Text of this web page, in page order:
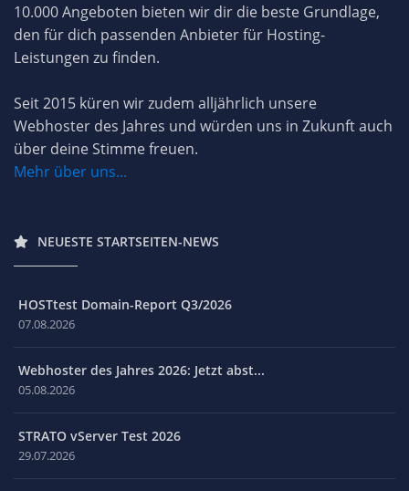
10.000 Angeboten bieten wir dir die beste Grundlage,
den für dich passenden Anbieter für Hosting-
Leistungen zu finden.
Seit 2015 küren wir zudem alljährlich unsere
Webhoster des Jahres und würden uns in Zukunft auch
über deine Stimme freuen.
Mehr über uns...
NEUESTE STARTSEITEN-NEWS
HOSTtest Domain-Report Q3/2026
07.08.2026
Webhoster des Jahres 2026: Jetzt abst...
05.08.2026
STRATO vServer Test 2026
29.07.2026